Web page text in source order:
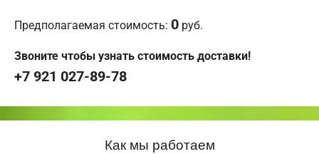
Предполагаемая стоимость: 0 руб.
Звоните чтобы узнать стоимость доставки!
+7 921 027-89-78
Как мы работаем